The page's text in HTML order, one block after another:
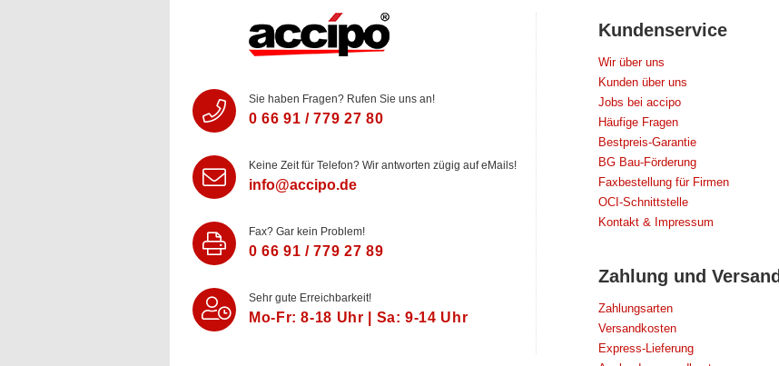
Sie haben Fragen? Rufen Sie uns an!
0 66 91 / 779 27 80
Keine Zeit für Telefon? Wir antworten zügig auf eMails!
info@accipo.de
Fax? Gar kein Problem!
0 66 91 / 779 27 89
Sehr gute Erreichbarkeit!
Mo-Fr: 8‑18 Uhr | Sa: 9‑14 Uhr
Kundenservice
Wir über uns
Kunden über uns
Jobs bei accipo
Häufige Fragen
Bestpreis-Garantie
BG Bau-Förderung
Faxbestellung für Firmen
OCI-Schnittstelle
Kontakt & Impressum
Zahlung und Versand
Zahlungsarten
Versandkosten
Express-Lieferung